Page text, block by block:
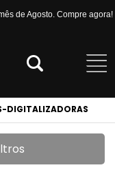
de Agosto. Compre agora!
DIGITALIZADORAS